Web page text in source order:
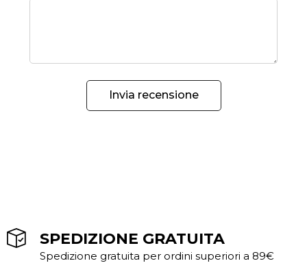
Invia recensione
SPEDIZIONE GRATUITA
Spedizione gratuita per ordini superiori a 89€